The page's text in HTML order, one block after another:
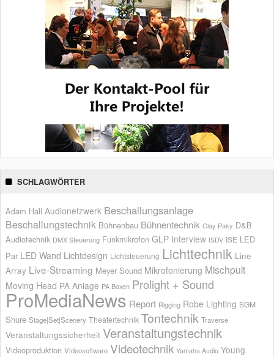
SCHLAGWÖRTER
Adam Hall Audionetzwerk Beschallungsanlage
Beschallungstechnik Bühnenbau Bühnentechnik Clay Paky D&B
Audiotechnik DMX Steuerung Funkmikrofon GLP Interview ISDV ISE LED
Par LED Wand Lichtdesign Lichtsteuerung Lichttechnik Line
Array Live-Streaming Meyer Sound Mikrofonierung Mischpult
Moving Head PA Anlage PA Boxen Prolight + Sound
ProMediaNews Report Rigging Robe Lighting SGM
Shure Stage|Set|Scenery Theatertechnik Tontechnik Traverse
Veranstaltungssicherheit Veranstaltungstechnik
Videoproduktion Videosoftware Videotechnik Yamaha Audio Young